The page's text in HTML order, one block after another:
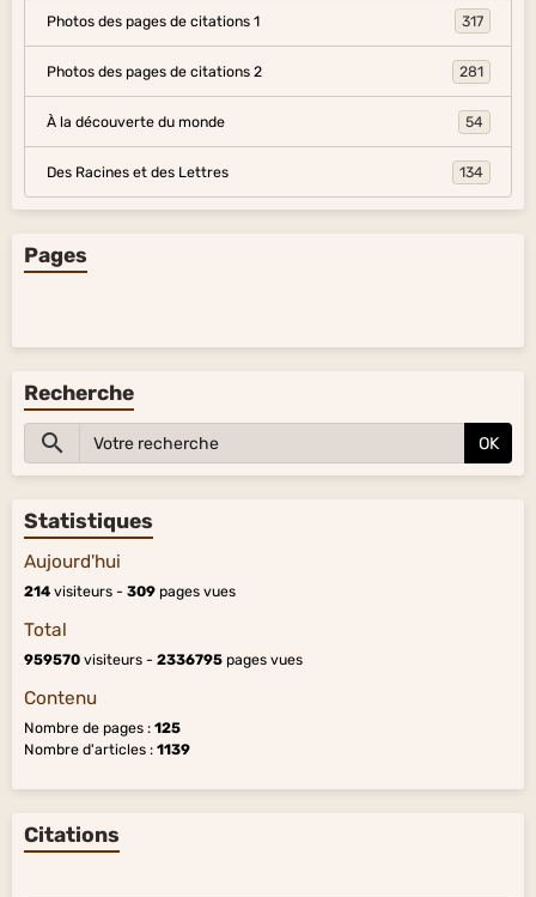
Photos des pages de citations 1 317
Photos des pages de citations 2 281
À la découverte du monde 54
Des Racines et des Lettres 134
Pages
Recherche
OK
Statistiques
Aujourd'hui
214 visiteurs - 309 pages vues
Total
959570 visiteurs - 2336795 pages vues
Contenu
Nombre de pages : 125
Nombre d'articles : 1139
Citations